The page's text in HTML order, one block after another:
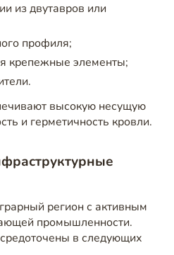
из двутавров или
профиля;
крепежные элементы;
высокую несущую
и герметичность кровли.
регион с активным
промышленности.
в следующих